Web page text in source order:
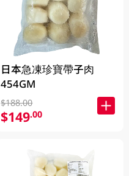
日本急凍珍寶帶子肉
454GM
$188.00
$149.00